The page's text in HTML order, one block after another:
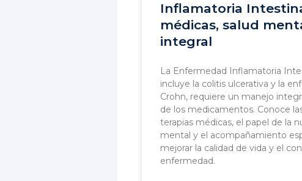
Inflamatoria
médicas, salud
integral
La Enfermedad Inflamatoria
incluye la colitis ulcerativa y la
Crohn, requiere un manejo
de los medicamentos. Conoce
terapias médicas, el papel de la
mental y el acompañamiento
mejorar la calidad de vida y el
enfermedad.